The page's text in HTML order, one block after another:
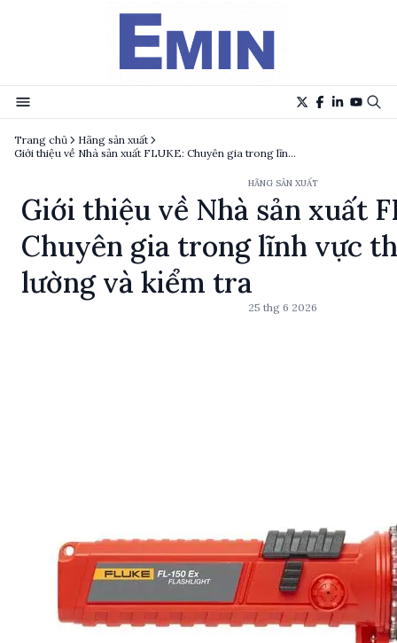
Trang chủ
Hãng sản xuất
Giới thiệu về Nhà sản xuất FLUKE: Chuyên gia trong lĩnh vực thiết bị đo lường và kiểm tra
HÃNG SẢN XUẤT
Giới thiệu về Nhà sản xuất
Chuyên gia trong lĩnh vực
lường và kiểm tra
25 thg 6 2026